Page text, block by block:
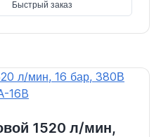
Быстрый заказ
1520 л/мин,